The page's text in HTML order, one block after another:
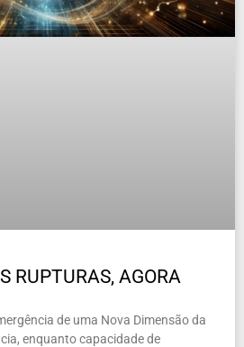
RUPTURAS, AGORA
de uma Nova Dimensão da
enquanto capacidade de